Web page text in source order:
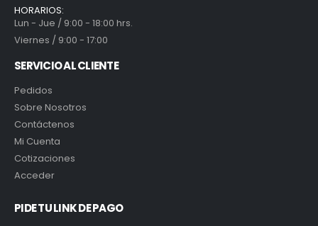
HORARIOS:
Lun - Jue / 9:00 - 18:00 hrs.
Viernes / 9:00 - 17:00
SERVICIO AL CLIENTE
Pedidos
Sobre Nosotros
Contáctenos
Mi Cuenta
Cotizaciones
Acceder
PIDE TU LINK DE PAGO